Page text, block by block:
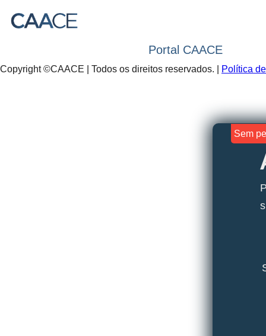
Portal CAACE
Sem
Copyright ©CAACE | Todos os direitos reservados. | Política